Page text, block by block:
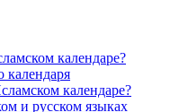
календаре?
календаря
календаре?
и русском языках